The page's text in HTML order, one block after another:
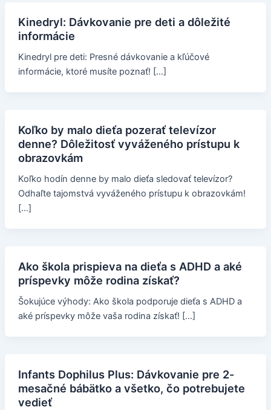
Kinedryl: Dávkovanie pre deti a dôležité
informácie
Kinedryl pre deti: Presné dávkovanie a kľúčové
informácie, ktoré musíte poznať! […]
Koľko by malo dieťa pozerať televízor
denne? Dôležitosť vyváženého prístupu k
obrazovkám
Koľko hodín denne by malo dieťa sledovať televízor?
Odhaľte tajomstvá vyváženého prístupu k obrazovkám!
[…]
Ako škola prispieva na dieťa s ADHD a aké
príspevky môže rodina získať?
Šokujúce výhody: Ako škola podporuje dieťa s ADHD a
aké príspevky môže vaša rodina získať! […]
Infants Dophilus Plus: Dávkovanie pre 2-
mesačné bábätko a všetko, čo potrebujete
vedieť